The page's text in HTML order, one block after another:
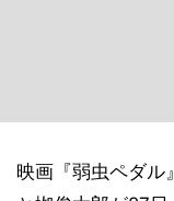
映画『弱虫ペダル